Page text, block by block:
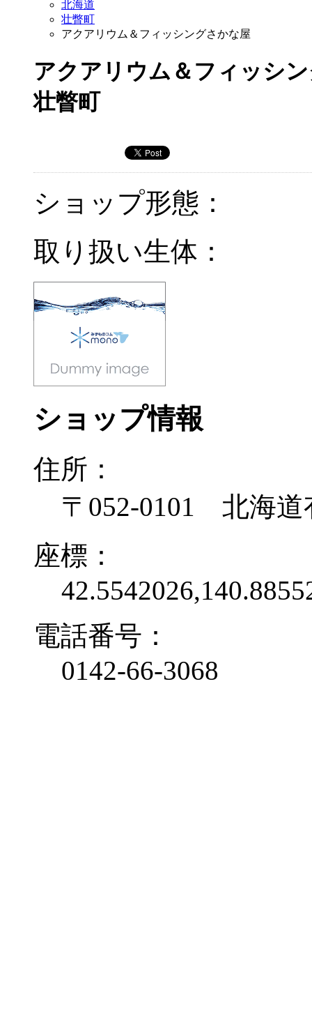
北海道
壮瞥町
アクアリウム＆フィッシングさかな屋
アクアリウム＆フィッシ
壮瞥町
ショップ形態：
取り扱い生体：
ショップ情報
住所：
〒052-0101 北海道
座標：
電話番号：
0142-66-3068